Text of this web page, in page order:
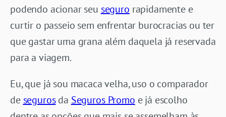
podendo acionar seu seguro rapidamente e
curtir o passeio sem enfrentar burocracias ou ter
que gastar uma grana além daquela já reservada
para a viagem.
Eu, que já sou macaca velha, uso o comparador
de segurosda Seguros Promo e já escolho